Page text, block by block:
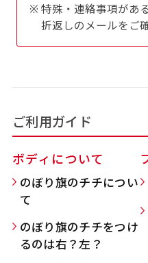
特殊・連絡事項があ
折返しのメールをご
ご利用ガイド
ボディについて
のぼり旗のチチについ
て
のぼり旗のチチをつけ
るのは右？左？
作成しパイプを入れて
際の装飾などにとても
布A1ポス
作成しパイプを入れて
際の装飾などにとても
布A1ポス